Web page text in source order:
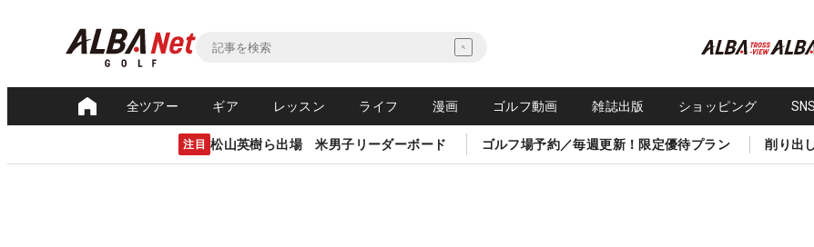
全ツアー ギア レッスン ライフ 漫画 ゴルフ動画 雑誌出版 ショッピング
注目 松山英樹ら出場 米男子リーダーボード ゴルフ場予約／毎週更新！限定優待プラン 削り出